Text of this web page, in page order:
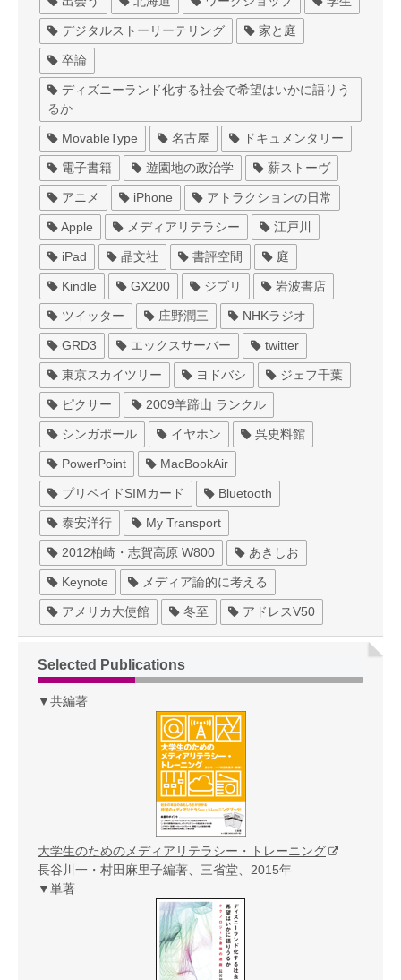
デジタルストーリーテリング 家と庭
卒論
ディズニーランド化する社会で希望はいかに語りう
るか
MovableType 名古屋 ドキュメンタリー
電子書籍 遊園地の政治学 薪ストーヴ
アニメ iPhone アトラクションの日常
Apple メディアリテラシー 江戸川
iPad 晶文社 書評空間 庭
Kindle GX200 ジブリ 岩波書店
ツイッター 庄野潤三 NHKラジオ
GRD3 エックスサーバー twitter
東京スカイツリー ヨドバシ ジェフ千葉
ピクサー 2009羊蹄山 ランクル
シンガポール イヤホン 呉史料館
PowerPoint MacBookAir
プリペイドSIMカード Bluetooth
泰安洋行 My Transport
2012柏崎・志賀高原 W800 あきしお
Keynote メディア論的に考える
アメリカ大使館 冬至 アドレスV50
Selected Publications
▼共編著
大学生のためのメディアリテラシー・トレーニング
長谷川一・村田麻里子編著、三省堂、2015年
▼単著